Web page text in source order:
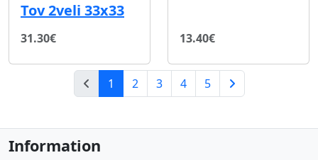
Tov 2veli 33x33
31.30€ 13.40€
1 (current)
2 3 4
5
Information